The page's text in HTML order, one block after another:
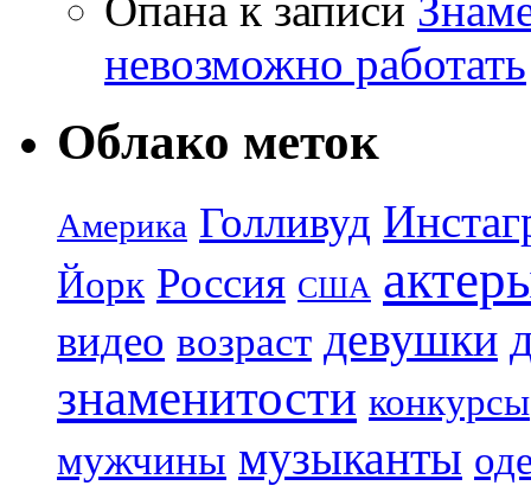
невозможно работать
Облако меток
Америка Голливуд
Йорк Россия США
видео возраст девушки
знаменитости конкурсы
мужчины музыканты